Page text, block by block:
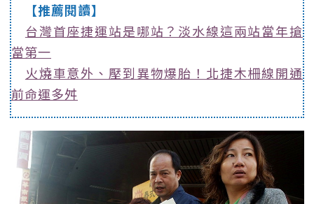
【推薦閱讀】
台灣首座捷運站是哪站？淡水線這兩站當年搶
當第一
火燒車意外、壓到異物爆胎！北捷木柵線開通
前命運多舛